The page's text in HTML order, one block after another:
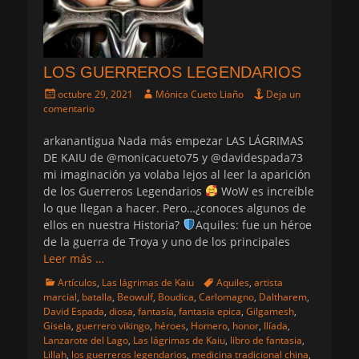
LOS GUERREROS LEGENDARIOS
Publicado
el
octubre 29, 2021 AutorMónica Cueto Liaño
Deja un
comentario
arkanantigua Nada más empezar LAS LÁGRIMAS
DE KAIU de @monicacueto75 y @davidespada73
mi imaginación ya volaba lejos al leer la aparición
de los Guerreros Legendarios
WoW es increíble
lo que llegan a hacer. Pero…¿conoces algunos de
ellos en nuestra Historia?
Aquiles: fue un héroe
de la guerra de Troya y uno de los principales
Leer más …
Categorias
Artículos, Las lágrimas de Kaiu Etiquetas
Aquiles, artista
marcial, batalla, Beowulf, Boudica, Carlomagno, Daltharem,
David Espada, diosa, fantasía, fantasia epica, Gilgamesh,
Gisela, guerrero vikingo, héroes, Homero, honor, Ilíada,
Lanzarote del Lago, Las lágrimas de Kaiu, libro de fantasia,
Lillah, los guerreros legendarios, medicina tradicional china,